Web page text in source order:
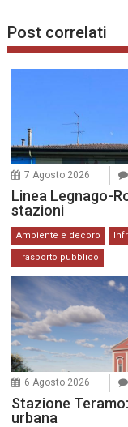
Post correlati
7 Agosto 2026
Linea Legnago-
stazioni
Ambiente e decoro
Trasporto pubblico
6 Agosto 2026
Stazione
urbana